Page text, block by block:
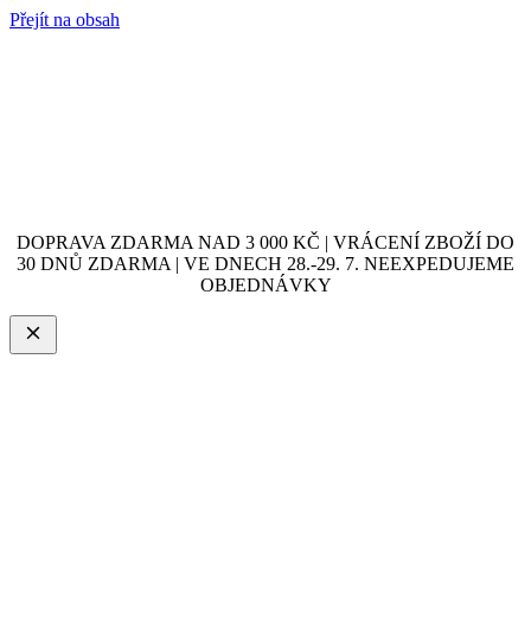
Přejít na obsah
DOPRAVA ZDARMA NAD 3 000 KČ | VRÁCENÍ ZBOŽÍ DO
30 DNŮ ZDARMA | VE DNECH 28.-29. 7. NEEXPEDUJEME
OBJEDNÁVKY